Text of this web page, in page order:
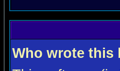
Who wrote this